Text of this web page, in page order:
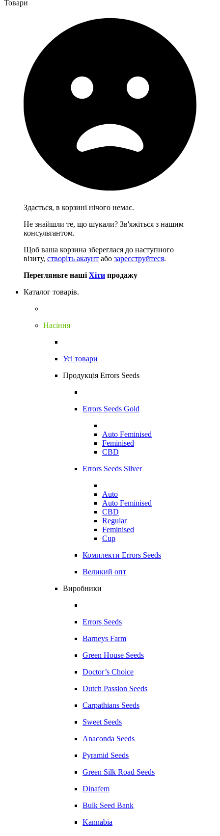
Товари
Здається, в корзині нічого немає.
Не знайшли те, що шукали? Зв'яжіться з нашим
консультантом.
Щоб ваша корзина збереглася до наступного
візиту, створіть акаунт або зареєструйтеся.
Перегляньте наші Хіти продажу
Каталог товарів.
Насіння
Усі товари
Продукція Errors Seeds
Errors Seeds Gold
Auto Feminised
Feminised
CBD
Errors Seeds Silver
Auto
Auto Feminised
CBD
Regular
Feminised
Cup
Комплекти Errors Seeds
Великий опт
Виробники
Errors Seeds
Barneys Farm
Green House Seeds
Doctor’s Choice
Dutch Passion Seeds
Carpathians Seeds
Sweet Seeds
Anaconda Seeds
Pyramid Seeds
Green Silk Road Seeds
Dinafem
Bulk Seed Bank
Kannabia